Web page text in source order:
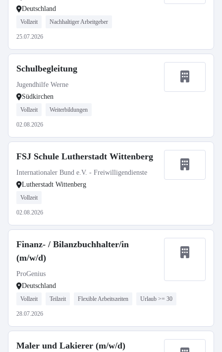
Deutschland
Vollzeit Nachhaltiger Arbeitgeber
25.07.2026
Schulbegleitung
Jugendhilfe Werne
Südkirchen
Vollzeit Weiterbildungen
02.08.2026
FSJ Schule Lutherstadt Wittenberg
Internationaler Bund e.V. - Freiwilligendienste
Lutherstadt Wittenberg
Vollzeit
02.08.2026
Finanz- / Bilanzbuchhalter/in
(m/w/d)
ProGenius
Deutschland
Vollzeit Teilzeit Flexible Arbeitszeiten Urlaub >= 30
28.07.2026
Maler und Lakierer (m/w/d)